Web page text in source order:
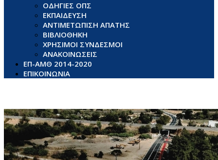
ΟΔΗΓΙΕΣ ΟΠΣ
ΕΚΠΑΙΔΕΥΣΗ
ΑΝΤΙΜΕΤΩΠΙΣΗ ΑΠΑΤΗΣ
ΒΙΒΛΙΟΘΗΚΗ
ΧΡΗΣΙΜΟΙ ΣΥΝΔΕΣΜΟΙ
ΑΝΑΚΟΙΝΩΣΕΙΣ
ΕΠ-ΑΜΘ 2014-2020
ΕΠΙΚΟΙΝΩΝΙΑ